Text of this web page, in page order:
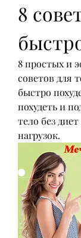
8
8 простых и
советов для
быстро
похудеть и
тело без
нагрузок.